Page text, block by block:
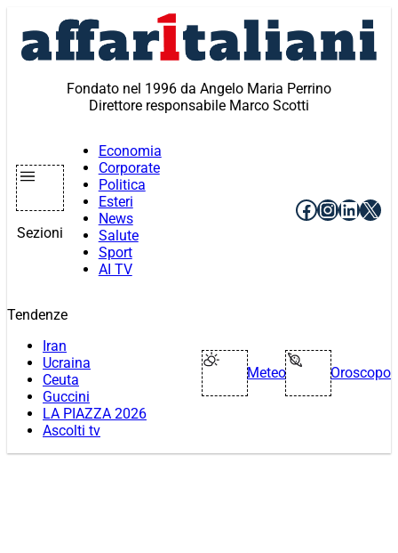
contenuto
Fondato nel 1996 da Angelo Maria Perrino
Direttore responsabile Marco Scotti
Sezioni
Economia
Corporate
Politica
Esteri
News
Salute
Sport
AI TV
Facebook
X
Tendenze
Iran
Ucraina
Ceuta
Guccini
LA PIAZZA 2026
Ascolti tv
Meteo Oroscopo